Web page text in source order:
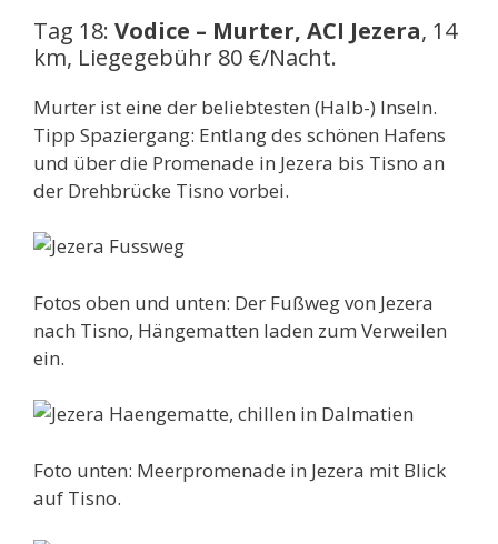
Tag 18: Vodice – Murter, ACI Jezera, 14
km, Liegegebühr 80 €/Nacht.
Murter ist eine der beliebtesten (Halb-) Inseln.
Tipp Spaziergang: Entlang des schönen Hafens
und über die Promenade in Jezera bis Tisno an
der Drehbrücke Tisno vorbei.
Fotos oben und unten: Der Fußweg von Jezera
nach Tisno, Hängematten laden zum Verweilen
ein.
Foto unten: Meerpromenade in Jezera mit Blick
auf Tisno.